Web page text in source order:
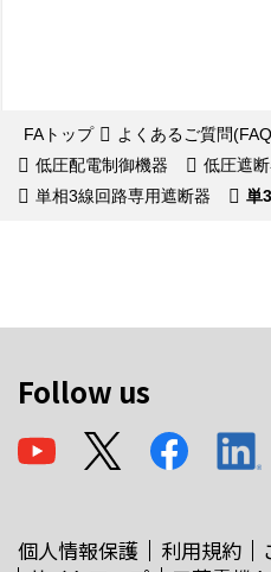
FAトップ よくあるご質問
低圧配電制御機器
低圧遮
単相3線回路専用遮断器
単
Follow us
個人情報保護 利用規約